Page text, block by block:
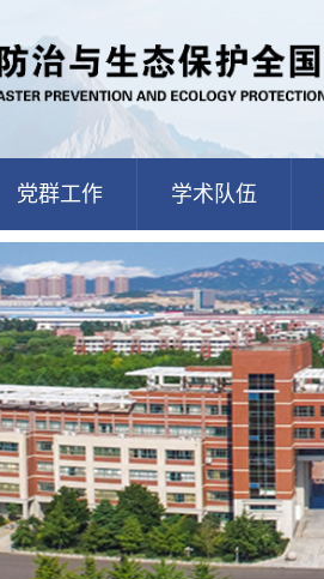
党群工作 学术队伍